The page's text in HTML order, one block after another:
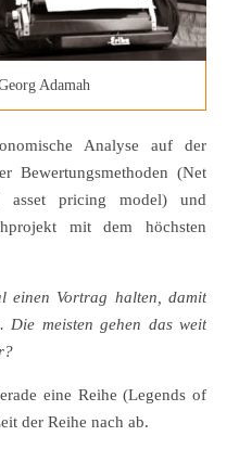
Adamah
Analyse auf der
Bewertungsmethoden (Net
asset pricing model) und
mit dem höchsten
einen Vortrag halten, damit
Die meisten gehen das weit
eine Reihe (Legends of
der Reihe nach ab.